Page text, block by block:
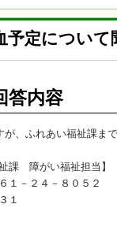
予定について
答内容
、ふれあい福祉課ま
課 障がい福祉担当】
１－２４－８０５２
１